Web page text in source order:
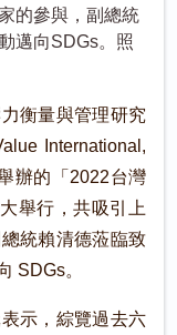
的參與，副總統
邁向SDGs。照
衡量與管理研究
International,
辦的「2022台灣
舉行，共吸引上
統賴清德蒞臨致
SDGs。
示，綜覽過去六